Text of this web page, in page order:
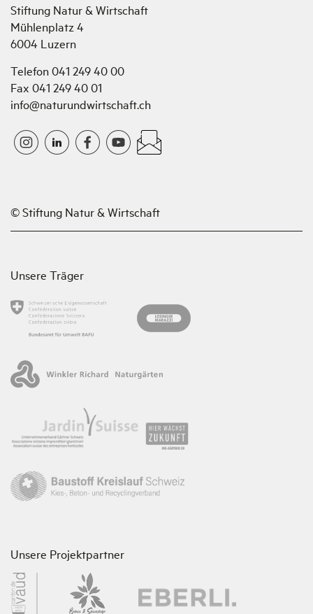
Stiftung Natur & Wirtschaft
Mühlenplatz 4
6004 Luzern
Telefon 041 249 40 00
Fax 041 249 40 01
info@naturundwirtschaft.ch
© Stiftung Natur & Wirtschaft
Unsere Träger
Unsere Projektpartner